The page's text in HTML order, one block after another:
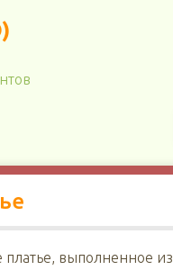
выполненное